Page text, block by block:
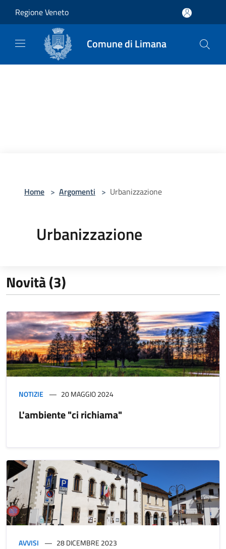
Regione Veneto
Comune di Limana
Home > Argomenti > Urbanizzazione
Urbanizzazione
Novità (3)
NOTIZIE 20 MAGGIO 2024
L'ambiente "ci richiama"
AVVISI 28 DICEMBRE 2023